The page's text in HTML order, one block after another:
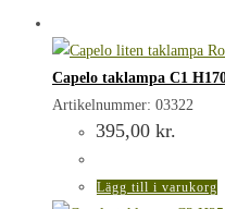
Capelo taklampa C1
Artikelnummer: 03322
395,00 kr.
Lägg till i varukorg